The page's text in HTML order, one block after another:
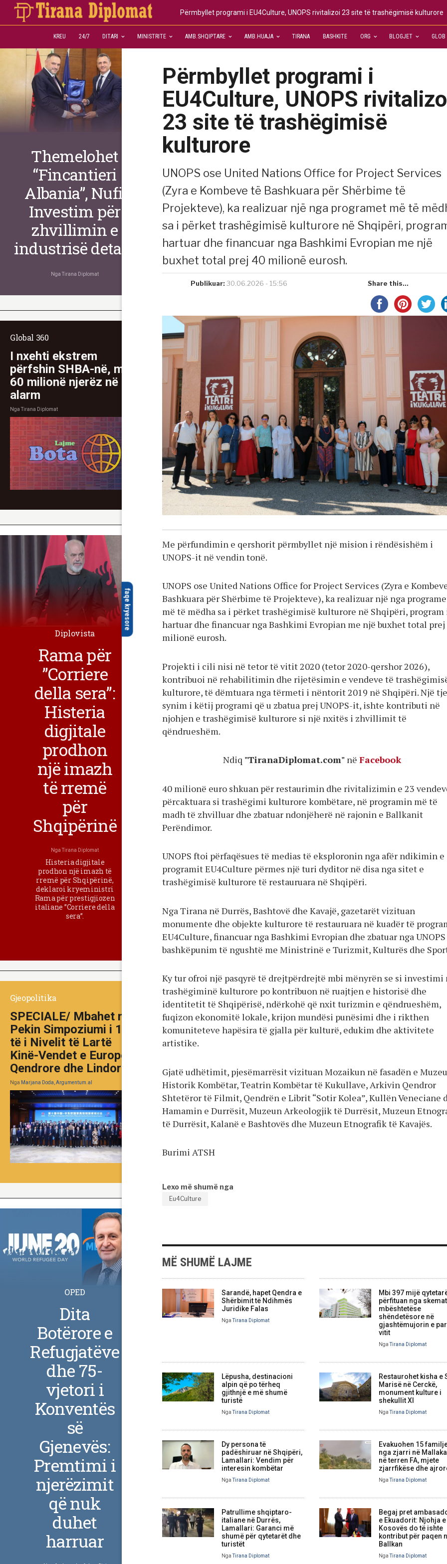
Përmbyllet programi i EU4Culture, UNOPS rivitalizoi 23 site të trashëgimisë kulturore
KREU 24/7 DITARI MINISTRITE AMB.SHQIPTARE AMB.HUAJA TIRANA BASHKITE ORG BLOGJET GLOB
faqe kryesore
Përmbyllet programi i
EU4Culture, UNOPS
23 site të trashëgimisë
kulturore
UNOPS ose United Nations Office for Project Services
(Zyra e Kombeve të Bashkuara për Shërbime të
Projekteve), ka realizuar një nga programet më të
sa i përket trashëgimisë kulturore në Shqipëri,
hartuar dhe financuar nga Bashkimi Evropian me një
buxhet total prej 40 milionë eurosh.
Publikuar: 30.06.2026 - 15:56 Share this...
Me përfundimin e qershorit përmbyllet një mision i rëndësishëm i
UNOPS-it në vendin tonë.
UNOPS ose United Nations Office for Project Services (Zyra e
Bashkuara për Shërbime të Projekteve), ka realizuar një nga
më të mëdha sa i përket trashëgimisë kulturore në Shqipëri, program
hartuar dhe financuar nga Bashkimi Evropian me një buxhet total prej
milionë eurosh.
Projekti i cili nisi në tetor të vitit 2020 (tetor 2020-qershor 2026),
kontribuoi në rehabilitimin dhe rijetësimin e vendeve të
kulturore, të dëmtuara nga tërmeti i nëntorit 2019 në Shqipëri. Një
synim i këtij programi që u zbatua prej UNOPS-it, ishte kontributi në
njohjen e trashëgimisë kulturore si një nxitës i zhvillimit të
qëndrueshëm.
Ndiq "TiranaDiplomat.com" në Facebook
40 milionë euro shkuan për restaurimin dhe rivitalizimin e 23
përcaktuara si trashëgimi kulturore kombëtare, në programin më të
madh të zhvilluar dhe zbatuar ndonjëherë në rajonin e Ballkanit
Perëndimor.
UNOPS ftoi përfaqësues të medias të eksploronin nga afër ndikimin e
programit EU4Culture përmes një turi dyditor në disa nga sitet e
trashëgimisë kulturore të restauruara në Shqipëri.
Nga Tirana në Durrës, Bashtovë dhe Kavajë, gazetarët vizituan
monumente dhe objekte kulturore të restauruara në kuadër të
EU4Culture, financuar nga Bashkimi Evropian dhe zbatuar nga
bashkëpunim të ngushtë me Ministrinë e Turizmit, Kulturës dhe
Ky tur ofroi një pasqyrë të drejtpërdrejtë mbi mënyrën se si investimi
trashëgiminë kulturore po kontribuon në ruajtjen e historisë dhe
identitetit të Shqipërisë, ndërkohë që nxit turizmin e qëndrueshëm,
fuqizon ekonomitë lokale, krijon mundësi punësimi dhe i rikthen
komuniteteve hapësira të gjalla për kulturë, edukim dhe aktivitete
artistike.
Gjatë udhëtimit, pjesëmarrësit vizituan Mozaikun në fasadën e
Historik Kombëtar, Teatrin Kombëtar të Kukullave, Arkivin Qendror
Shtetëror të Filmit, Qendrën e Librit “Sotir Kolea”, Kullën Veneciane
Hamamin e Durrësit, Muzeun Arkeologjik të Durrësit, Muzeun
të Durrësit, Kalanë e Bashtovës dhe Muzeun Etnografik të Kavajës.
Burimi ATSH
Lexo më shumë nga
Eu4Culture
MË SHUMË LAJME
Sarandë, hapet Qendra e
Shërbimit të Ndihmës
Juridike Falas
NgaTirana Diplomat
Mbi 397 mijë
përfituan nga skemat
mbështetëse
shëndetësore në
gjashtëmujorin e
vitit
NgaTirana Diplomat
Lëpusha, destinacioni
alpin që po tërheq
gjithnjë e më shumë
turistë
NgaTirana Diplomat
Restaurohet kisha e
Marisë në Cerckë,
monument kulture i
shekullit XI
NgaTirana Diplomat
Dy persona të
padëshiruar në Shqipëri,
Lamallari: Vendim për
interesin kombëtar
NgaTirana Diplomat
Evakuohen 15
nga zjarri në
në terren FA, mjete
zjarrfikëse dhe
NgaTirana Diplomat
Patrullime shqiptaro-
italiane në Durrës,
Lamallari: Garanci më
shumë për qytetarët dhe
turistët
NgaTirana Diplomat
Begaj pret
e Ekuadorit: Njohja e
Kosovës do të ishte
kontribut për paqen
Ballkan
NgaTirana Diplomat
Themelohet
“Fincantieri
Albania”, Nufi:
Investim për
zhvillimin e
industrisë detare
Nga Tirana Diplomat
Global 360
I nxehti ekstrem
përfshin SHBA-në, mbi
60 milionë njerëz në
alarm
NgaTirana Diplomat
Diplovista
Rama për
”Corriere
della sera”:
Histeria
digjitale
prodhon
një imazh
të rremë
për
Shqipërinë
NgaTirana Diplomat
Histeria digjitale
prodhon një imazh të
rremë për Shqipërinë,
deklaroi kryeministri
Rama për prestigjiozen
italiane ”Corriere della
sera”.
Gjeopolitika
SPECIALE/ Mbahet në
Pekin Simpoziumi i 10-
të i Nivelit të Lartë
Kinë-Vendet e Europës
Qendrore dhe Lindore
Nga Marjana Doda, Argumentum.al
OPED
Dita
Botërore e
Refugjatëve
dhe 75-
vjetori i
Konventës
së
Gjenevës:
Premtimi i
njerëzimit
që nuk
duhet
harruar